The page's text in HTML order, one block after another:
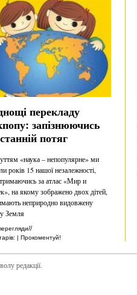
перекладу
запізнюючись
потяг
«наука – непопулярне» ми
років 15 нашої незалежності,
за атлас «Мир и
на якому зображено двох дітей,
неприродно видовжену
Земля
//
| Прокоментуй!
редакції.